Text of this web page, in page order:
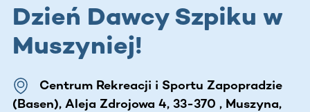
Dzień Dawcy Szpiku w
Muszyniej!
Centrum Rekreacji i Sportu Zapopradzie
(Basen), Aleja Zdrojowa 4, 33-370 , Muszyna,